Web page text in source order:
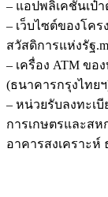
– แอปพลิเคชันเป๋
– เว็บไซต์ของโคร
สวัสดิการแห่งรัฐ
– เครื่อง ATM ข
(ธนาคารกรุงไทย
– หน่วยรับลงทะเ
การเกษตรและส
อาคารสงเคราะห์